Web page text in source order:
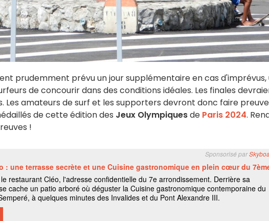
prudemment prévu un jour supplémentaire en cas d'imprévus,
de concourir dans des conditions idéales. Les finales
Les amateurs de surf et les supporters devront donc faire
de cette édition des Jeux Olympiquesde Paris 2024.
!